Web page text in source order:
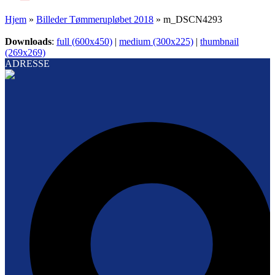
Hjem » Billeder Tømmerupløbet 2018 » m_DSCN4293
Downloads: full (600x450) | medium (300x225) | thumbnail
(269x269)
ADRESSE